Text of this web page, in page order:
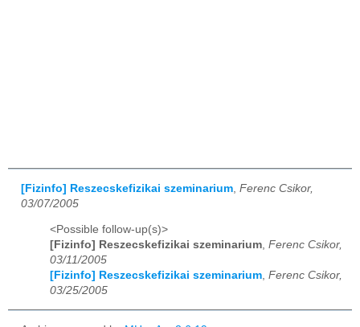
[Fizinfo] Reszecskefizikai szeminarium Ferenc Csikor,
03/07/2005
<Possible follow-up(s)>
[Fizinfo] Reszecskefizikai szeminarium, Ferenc Csikor,
03/11/2005
[Fizinfo] Reszecskefizikai szeminarium, Ferenc Csikor,
03/25/2005